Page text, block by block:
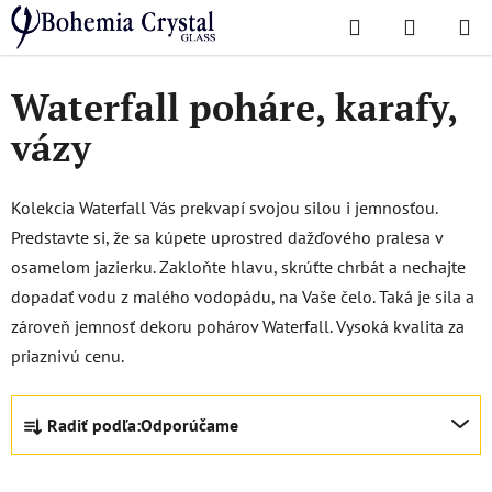
Prejsť
na
obsah
Hľadať
KOŠÍK
Domov
/ Obľúbené kolekcie / Waterfall
Waterfall poháre, karafy,
vázy
Kolekcia Waterfall Vás prekvapí svojou silou i jemnosťou.
Predstavte si, že sa kúpete uprostred dažďového pralesa v
osamelom jazierku. Zakloňte hlavu, skrúťte chrbát a nechajte
dopadať vodu z malého vodopádu, na Vaše čelo. Taká je sila a
zároveň jemnosť dekoru pohárov Waterfall. Vysoká kvalita za
priaznivú cenu.
R
d
Radiť podľa:Odporúčame